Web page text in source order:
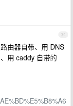
34
由器自带、用 DNS
用 caddy 自带的